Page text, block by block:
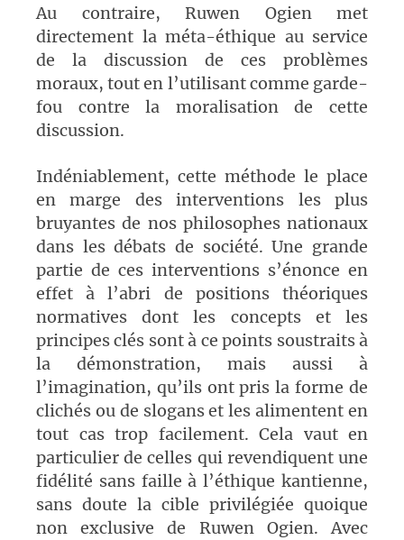
Au contraire, Ruwen Ogien met
directement la méta-éthique au service
de la discussion de ces problèmes
moraux, tout en l’utilisant comme garde-
fou contre la moralisation de cette
discussion.
Indéniablement, cette méthode le place
en marge des interventions les plus
bruyantes de nos philosophes nationaux
dans les débats de société. Une grande
partie de ces interventions s’énonce en
effet à l’abri de positions théoriques
normatives dont les concepts et les
principes clés sont à ce points soustraits à
la démonstration, mais aussi à
l’imagination, qu’ils ont pris la forme de
clichés ou de slogans et les alimentent en
tout cas trop facilement. Cela vaut en
particulier de celles qui revendiquent une
fidélité sans faille à l’éthique kantienne,
sans doute la cible privilégiée quoique
non exclusive de Ruwen Ogien. Avec